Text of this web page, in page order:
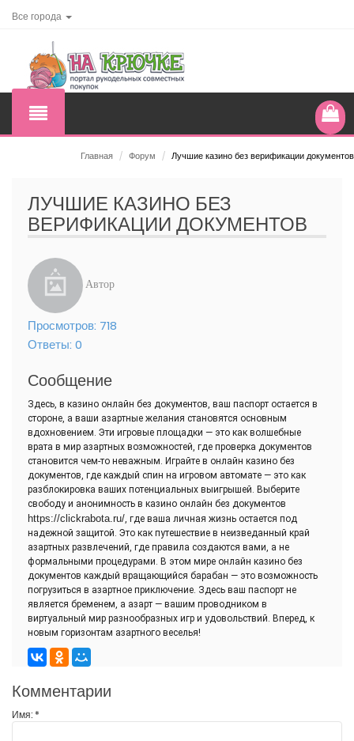
Все города
Главная / Форум / Лучшие казино без верификации документов
ЛУЧШИЕ КАЗИНО БЕЗ
ВЕРИФИКАЦИИ ДОКУМЕНТОВ
Автор
Просмотров: 718
Ответы: 0
Сообщение
Здесь, в казино онлайн без документов, ваш паспорт остается в
стороне, а ваши азартные желания становятся основным
вдохновением. Эти игровые площадки — это как волшебные
врата в мир азартных возможностей, где проверка документов
становится чем-то неважным. Играйте в онлайн казино без
документов, где каждый спин на игровом автомате — это как
разблокировка ваших потенциальных выигрышей. Выберите
свободу и анонимность в казино онлайн без документов
https://clickrabota.ru/, где ваша личная жизнь остается под
надежной защитой. Это как путешествие в неизведанный край
азартных развлечений, где правила создаются вами, а не
формальными процедурами. В этом мире онлайн казино без
документов каждый вращающийся барабан — это возможность
погрузиться в азартное приключение. Здесь ваш паспорт не
является бременем, а азарт — вашим проводником в
виртуальный мир разнообразных игр и удовольствий. Вперед, к
новым горизонтам азартного веселья!
Комментарии
Имя:*